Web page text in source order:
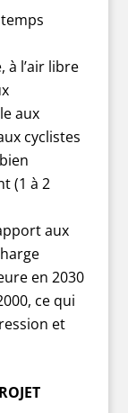
l’air libre
aux
cyclistes
(1 à 2
aux
en 2030
ce qui
et